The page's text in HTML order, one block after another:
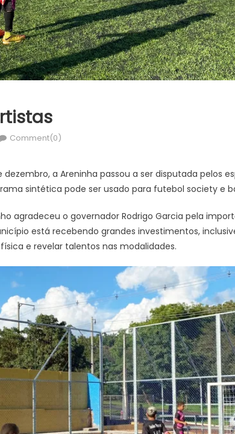
Comment(0)
a Areninha passou a ser disputada pelos
sintética pode ser usado para futebol society e
agradeceu o governador Rodrigo Garcia pela
está recebendo grandes investimentos,
e revelar talentos nas modalidades.